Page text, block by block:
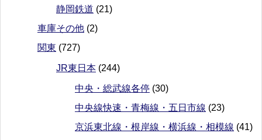
静岡鉄道 (21)
車庫その他 (2)
関東 (727)
JR東日本 (244)
中央・総武線各停 (30)
中央線快速・青梅線・五日市線 (23)
京浜東北線・根岸線・横浜線・相模線 (41)